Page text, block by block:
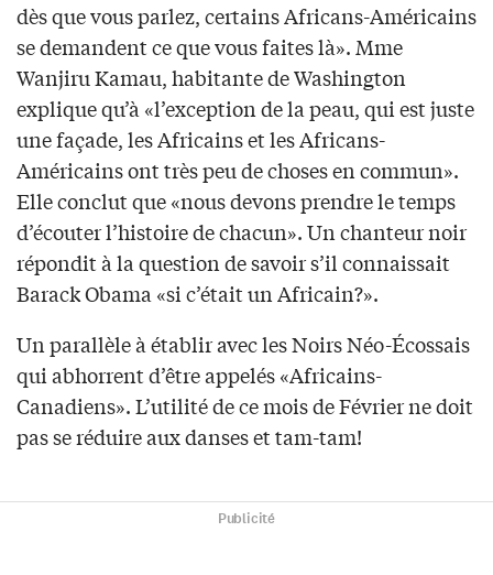
dès que vous parlez, certains Africans-Américains
se demandent ce que vous faites là». Mme
Wanjiru Kamau, habitante de Washington
explique qu’à «l’exception de la peau, qui est juste
une façade, les Africains et les Africans-
Américains ont très peu de choses en commun».
Elle conclut que «nous devons prendre le temps
d’écouter l’histoire de chacun». Un chanteur noir
répondit à la question de savoir s’il connaissait
Barack Obama «si c’était un Africain?».
Un parallèle à établir avec les Noirs Néo-Écossais
qui abhorrent d’être appelés «Africains-
Canadiens». L’utilité de ce mois de Février ne doit
pas se réduire aux danses et tam-tam!
Publicité